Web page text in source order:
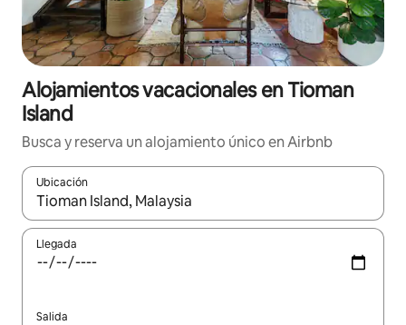
Alojamientos vacacionales en Tioman
Island
Busca y reserva un alojamiento único en Airbnb
Ubicación
Cuando los resultados estén disponibles, podrás navegar
Llegada
Salida